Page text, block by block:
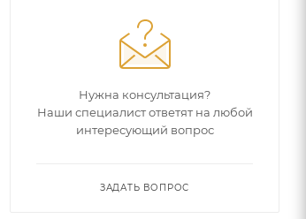
Нужна консультация?
Наши специалист ответят на любой
интересующий вопрос
ЗАДАТЬ ВОПРОС